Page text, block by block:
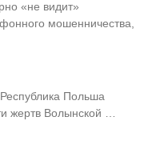
«не видит»
мошенничества,
Польша
жертв Волынской